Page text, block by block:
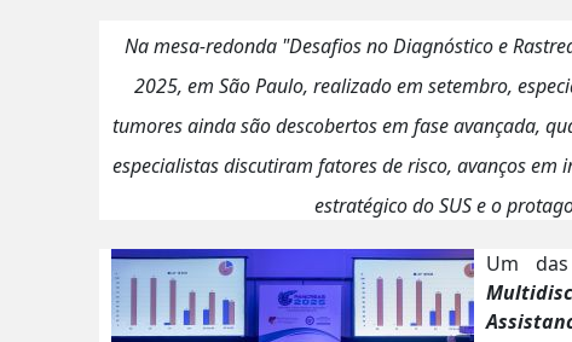
Na mesa-redonda "Desafios no Diagnóstico e
2025, em São Paulo, realizado em setembro,
tumores ainda são descobertos em fase avançada,
especialistas discutiram fatores de risco, avanços
estratégico do SUS e o
Um